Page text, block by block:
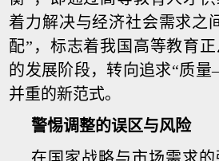
着力解决与经济社会需求之
配”，标志着我国高等教育
的发展阶段，转向追求“质
并重的新范式。
警惕调整的误区与风险